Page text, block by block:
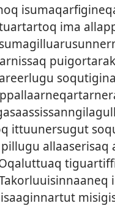
ima
it­tuunersugut